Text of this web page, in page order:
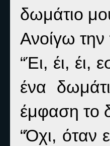
δωμάτιο
Ανοίγω την
“Έι, έι, έι,
ένα
έμφαση το
“Όχι, όταν